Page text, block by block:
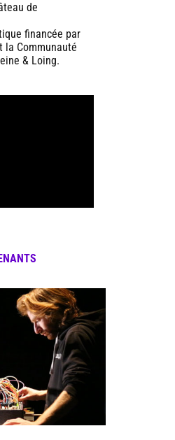
de
financée par
la Communauté
& Loing.